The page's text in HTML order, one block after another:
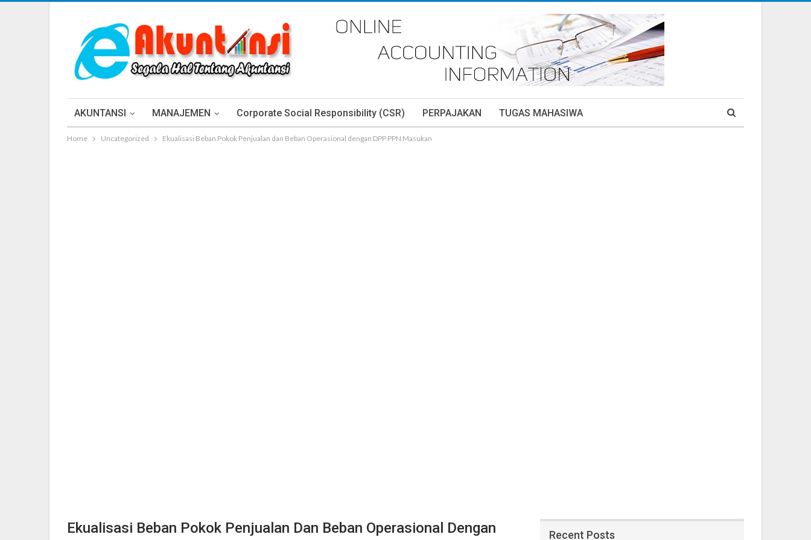
AKUNTANSI MANAJEMEN Corporate Social Responsibility (CSR) PERPAJAKAN TUGAS MAHASIWA
Home Uncategorized Ekualisasi Beban Pokok Penjualan dan Beban Operasional dengan DPP PPN Masukan
Ekualisasi Beban Pokok Penjualan Dan Beban Operasional Dengan
Recent Posts